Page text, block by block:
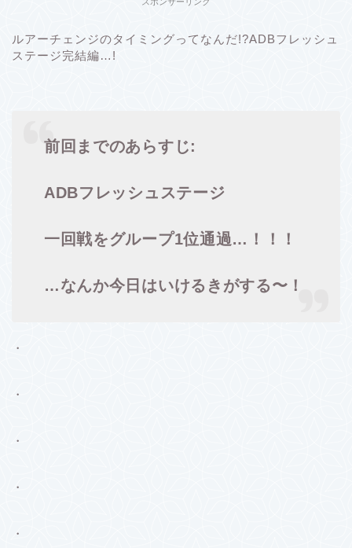
スポンサーリンク
ルアーチェンジのタイミングってなんだ!?ADBフレッシュ
ステージ完結編…!
前回までのあらすじ:
ADBフレッシュステージ
一回戦をグループ1位通過…！！！
…なんか今日はいけるきがする〜！
・
・
・
・
・